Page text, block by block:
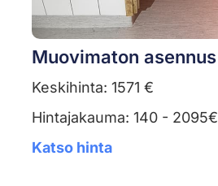
Muovimaton asennus
Keskihinta: 1571 €
Hintajakauma: 140 - 2095€
Katso hinta